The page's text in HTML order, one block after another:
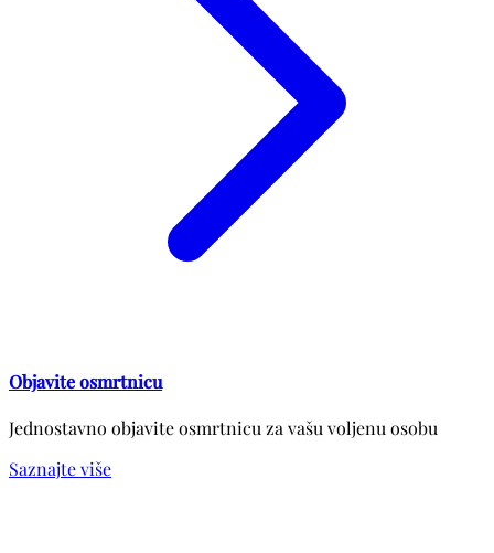
Objavite osmrtnicu
Jednostavno objavite osmrtnicu za vašu voljenu osobu
Saznajte više